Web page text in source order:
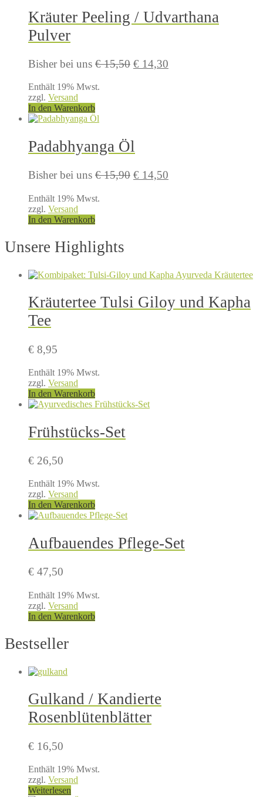
Kräuter Peeling / Udvarthana
Pulver
Bisher bei uns €15,50 Ursprünglicher
€ 14,30
Enthält 19% Mwst.
zzgl. Versand
In den Warenkorb
Padabhyanga Öl
Bisher bei uns €15,90 Ursprünglicher
€ 14,50
Enthält 19% Mwst.
zzgl. Versand
In den Warenkorb
Unsere Highlights
Kräutertee Tulsi Giloy und Kapha
Tee
€ 8,95
Enthält 19% Mwst.
zzgl. Versand
In den Warenkorb
Frühstücks-Set
€ 26,50
Enthält 19% Mwst.
zzgl. Versand
In den Warenkorb
Aufbauendes Pflege-Set
€ 47,50
Enthält 19% Mwst.
zzgl. Versand
In den Warenkorb
Bestseller
Gulkand / Kandierte
Rosenblütenblätter
€ 16,50
Enthält 19% Mwst.
zzgl. Versand
Weiterlesen